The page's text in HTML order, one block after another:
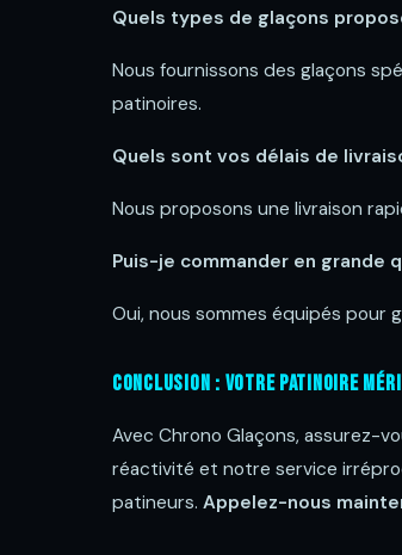
Quels types de glaçons
Nous fournissons des glaçons
patinoires.
Quels sont vos délais de
Nous proposons une livraison
Puis-je commander en grande
Oui, nous sommes équipés pour
Conclusion : Votre Patinoire
Avec Chrono Glaçons, assurez-
réactivité et notre service
patineurs. Appelez-nous